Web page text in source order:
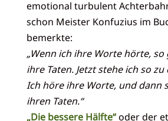
emotional turbulent
schon Meister Konfuzius im
bemerkte:
„Wenn ich ihre Worte hörte,
ihre Taten. Jetzt stehe ich so
Ich höre ihre Worte, und dann
ihren Taten.“
„Die bessere Hälfte“oder der